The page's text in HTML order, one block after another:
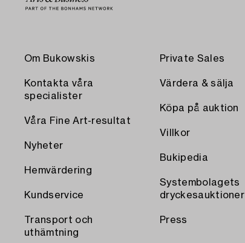
Om Bukowskis
Kontakta våra
specialister
Våra Fine Art-resultat
Nyheter
Hemvärdering
Kundservice
Transport och
uthämtning
Private Sales
Värdera & sälja
Köpa på auktion
Villkor
Bukipedia
Systembolagets
dryckesauktioner
Press